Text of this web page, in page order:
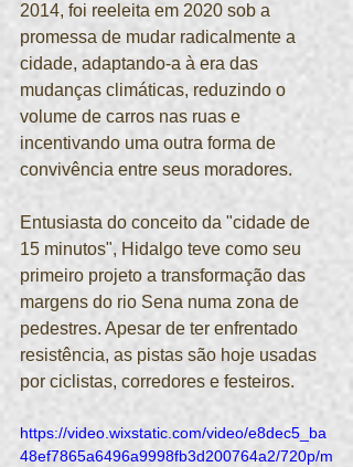
2014, foi reeleita em 2020 sob a
promessa de mudar radicalmente a
cidade, adaptando-a à era das
mudanças climáticas, reduzindo o
volume de carros nas ruas e
incentivando uma outra forma de
convivência entre seus moradores.
Entusiasta do conceito da "cidade de
15 minutos", Hidalgo teve como seu
primeiro projeto a transformação das
margens do rio Sena numa zona de
pedestres. Apesar de ter enfrentado
resistência, as pistas são hoje usadas
por ciclistas, corredores e festeiros.
https://video.wixstatic.com/video/e8dec5_ba
48ef7865a6496a9998fb3d200764a2/720p/m